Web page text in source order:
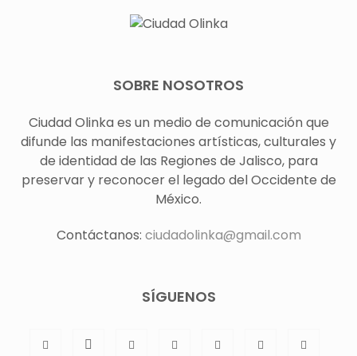
SOBRE NOSOTROS
Ciudad Olinka es un medio de comunicación que
difunde las manifestaciones artísticas, culturales y
de identidad de las Regiones de Jalisco, para
preservar y reconocer el legado del Occidente de
México.
Contáctanos: ciudadolinka@gmail.com
SÍGUENOS